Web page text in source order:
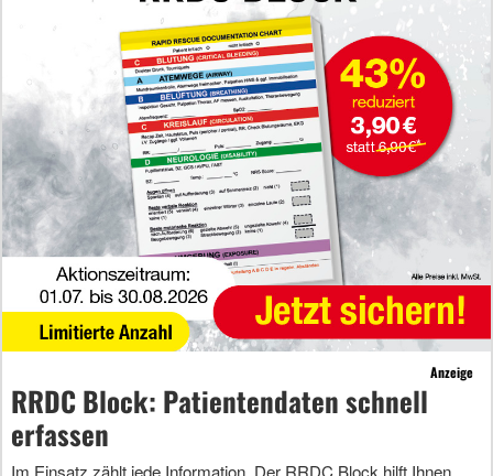
Anzeige
RRDC Block: Patientendaten schnell
erfassen
Im Einsatz zählt jede Information. Der RRDC Block hilft Ihnen,